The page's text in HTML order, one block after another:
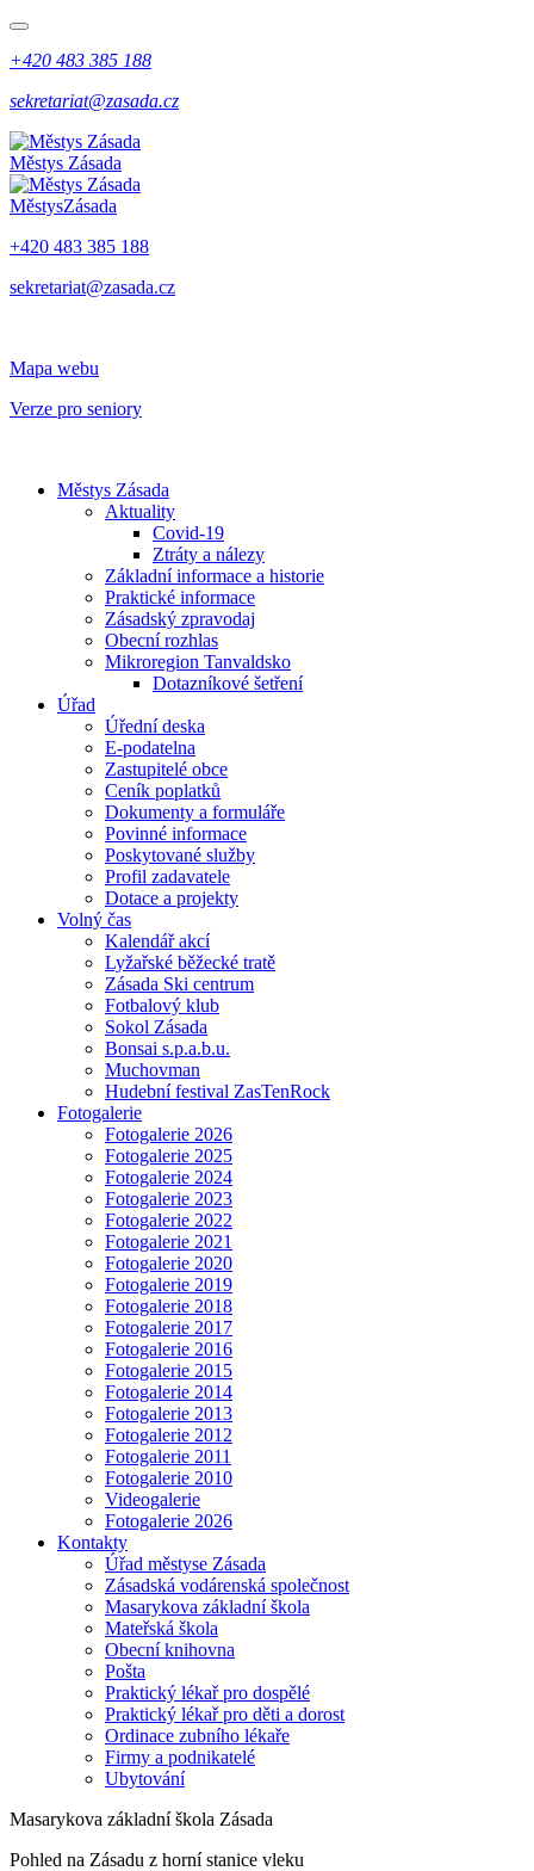
+420 483 385 188
sekretariat@zasada.cz
Městys Zásada
MěstysZásada
+420 483 385 188
sekretariat@zasada.cz
Mapa webu
Verze pro seniory
Městys Zásada
Aktuality
Covid-19
Ztráty a nálezy
Základní informace a historie
Praktické informace
Zásadský zpravodaj
Obecní rozhlas
Mikroregion Tanvaldsko
Dotazníkové šetření
Úřad
Úřední deska
E-podatelna
Zastupitelé obce
Ceník poplatků
Dokumenty a formuláře
Povinné informace
Poskytované služby
Profil zadavatele
Dotace a projekty
Volný čas
Kalendář akcí
Lyžařské běžecké tratě
Zásada Ski centrum
Fotbalový klub
Sokol Zásada
Bonsai s.p.a.b.u.
Muchovman
Hudební festival ZasTenRock
Fotogalerie
Fotogalerie 2026
Fotogalerie 2025
Fotogalerie 2024
Fotogalerie 2023
Fotogalerie 2022
Fotogalerie 2021
Fotogalerie 2020
Fotogalerie 2019
Fotogalerie 2018
Fotogalerie 2017
Fotogalerie 2016
Fotogalerie 2015
Fotogalerie 2014
Fotogalerie 2013
Fotogalerie 2012
Fotogalerie 2011
Fotogalerie 2010
Videogalerie
Fotogalerie 2026
Kontakty
Úřad městyse Zásada
Zásadská vodárenská společnost
Masarykova základní škola
Mateřská škola
Obecní knihovna
Pošta
Praktický lékař pro dospělé
Praktický lékař pro děti a dorost
Ordinace zubního lékaře
Firmy a podnikatelé
Ubytování
Masarykova základní škola Zásada
Pohled na Zásadu z horní stanice vleku